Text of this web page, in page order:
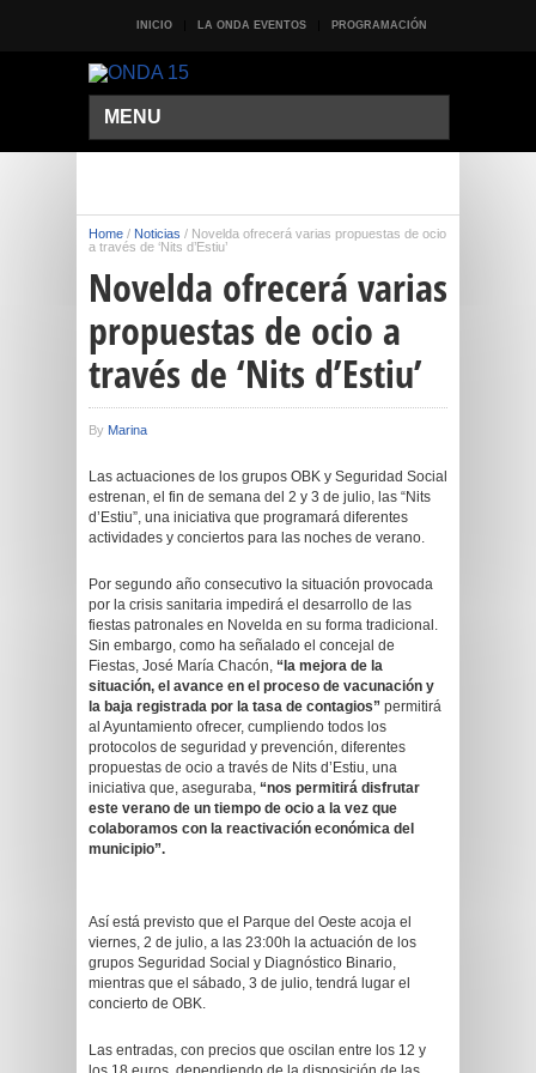
INICIO LA ONDA EVENTOS PROGRAMACIÓN
MENU
Home / Noticias / Novelda ofrecerá varias propuestas de ocio
a través de ‘Nits d’Estiu’
Novelda ofrecerá varias
propuestas de ocio a
través de ‘Nits d’Estiu’
By Marina
Las actuaciones de los grupos OBK y Seguridad Social
estrenan, el fin de semana del 2 y 3 de julio, las “Nits
d’Estiu”, una iniciativa que programará diferentes
actividades y conciertos para las noches de verano.
Por segundo año consecutivo la situación provocada
por la crisis sanitaria impedirá el desarrollo de las
fiestas patronales en Novelda en su forma tradicional.
Sin embargo, como ha señalado el concejal de
Fiestas, José María Chacón, “la mejora de la
situación, el avance en el proceso de vacunación y
la baja registrada por la tasa de contagios” permitirá
al Ayuntamiento ofrecer, cumpliendo todos los
protocolos de seguridad y prevención, diferentes
propuestas de ocio a través de Nits d’Estiu, una
iniciativa que, aseguraba, “nos permitirá disfrutar
este verano de un tiempo de ocio a la vez que
colaboramos con la reactivación económica del
municipio”.
Así está previsto que el Parque del Oeste acoja el
viernes, 2 de julio, a las 23:00h la actuación de los
grupos Seguridad Social y Diagnóstico Binario,
mientras que el sábado, 3 de julio, tendrá lugar el
concierto de OBK.
Las entradas, con precios que oscilan entre los 12 y